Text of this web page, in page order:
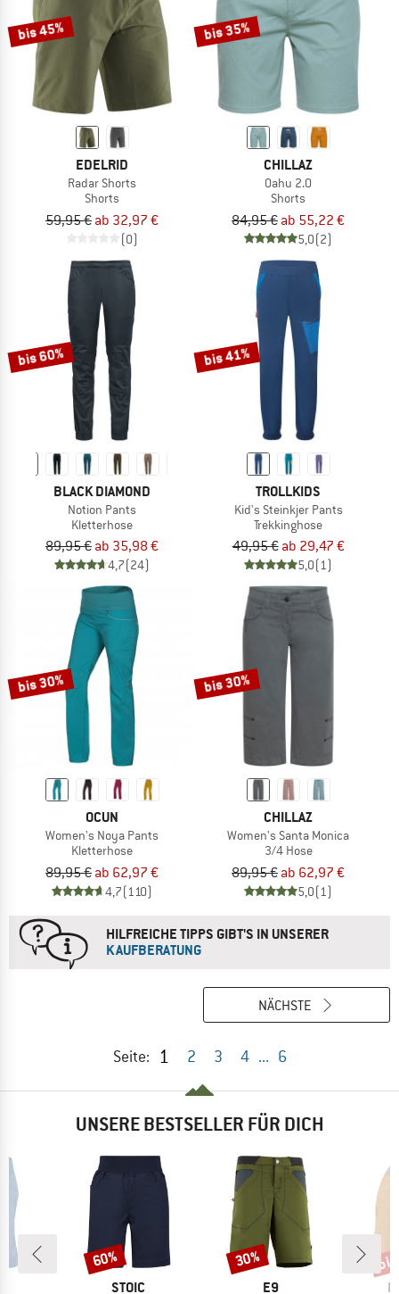
bis 45%
EDELRID
Radar Shorts
Shorts
59,95 € ab 32,97 €
(0)
bis 35%
CHILLAZ
Oahu 2.0
Shorts
84,95 € ab 55,22 €
5,0(2)
bis 60%
BLACK DIAMOND
Notion Pants
Kletterhose
89,95 € ab 35,98 €
4,7(24)
bis 41%
TROLLKIDS
Kid's Steinkjer Pants
Trekkinghose
49,95 € ab 29,47 €
5,0(1)
bis 30%
OCUN
Women's Noya Pants
Kletterhose
89,95 € ab 62,97 €
4,7(110)
bis 30%
CHILLAZ
Women's Santa Monica
3/4 Hose
89,95 € ab 62,97 €
5,0(1)
HILFREICHE TIPPS GIBT'S IN UNSERER
KAUFBERATUNG
Seite: 1 2 3 4 ... 6
NÄCHSTE
UNSERE BESTSELLER FÜR DICH
MARKE
STOIC
Rabatt
60%
MARKE
E9
Rabatt
30%